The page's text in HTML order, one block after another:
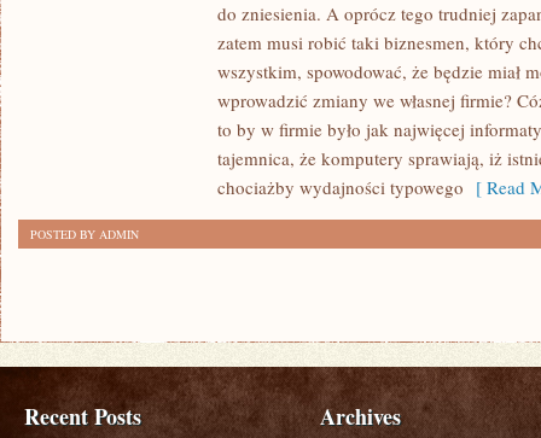
USPRAWNIĆ
FUNKCJONOWANIE
SWOJEJ
FIRMY?
do zniesienia. A oprócz tego trudniej
zatem musi robić taki biznesmen, który
wszystkim, spowodować, że będzie miał
wprowadzić zmiany we własnej firmie?
to by w firmie było jak najwięcej
tajemnica, że komputery sprawiają, iż
chociażby wydajności typowego [ Read
POSTED BY ADMIN
Recent Posts Archives